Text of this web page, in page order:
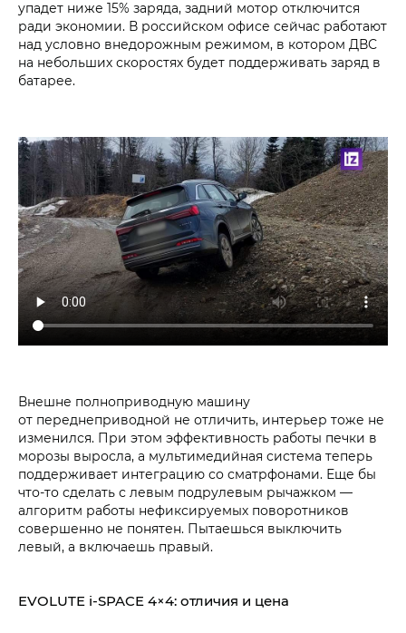
упадет ниже 15% заряда, задний мотор отключится
ради экономии. В российском офисе сейчас работают
над условно внедорожным режимом, в котором ДВС
на небольших скоростях будет поддерживать заряд в
батарее.
Внешне полноприводную машину
от переднеприводной не отличить, интерьер тоже не
изменился. При этом эффективность работы печки в
морозы выросла, а мультимедийная система теперь
поддерживает интеграцию со сматрфонами. Еще бы
что-то сделать с левым подрулевым рычажком —
алгоритм работы нефиксируемых поворотников
совершенно не понятен. Пытаешься выключить
левый, а включаешь правый.
EVOLUTE i‑SPACE 4×4: отличия и цена